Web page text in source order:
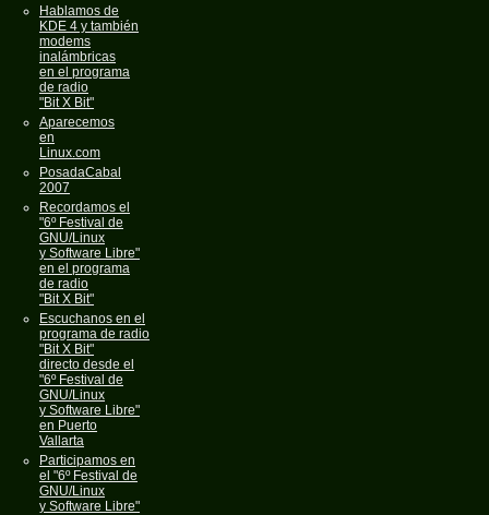
Hablamos de
KDE 4 y también
modems
inalámbricas
en el programa
de radio
"Bit X Bit"
Aparecemos
en
Linux.com
PosadaCabal
2007
Recordamos el
"6º Festival de
GNU/Linux
y Software Libre"
en el programa
de radio
"Bit X Bit"
Escuchanos en el
programa de radio
"Bit X Bit"
directo desde el
"6º Festival de
GNU/Linux
y Software Libre"
en Puerto
Vallarta
Participamos en
el "6º Festival de
GNU/Linux
y Software Libre"